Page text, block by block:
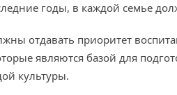
годы, в каждой семье
отдавать приоритет
являются базой для
культуры.